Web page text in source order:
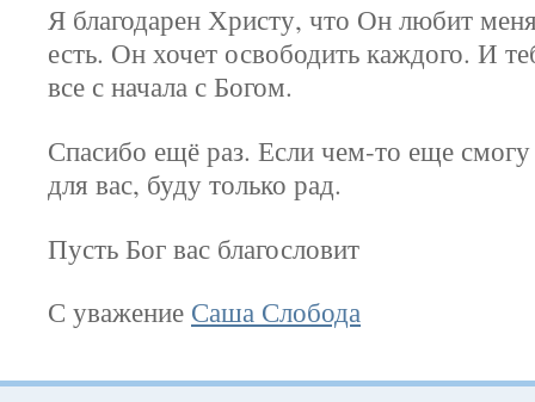
Я благодарен Христу, что Он любит
есть. Он хочет освободить каждого. И
все с начала с Богом.
Спасибо ещё раз. Если чем-то еще
для вас, буду только рад.
Пусть Бог вас благословит
С уважение Саша Слобода